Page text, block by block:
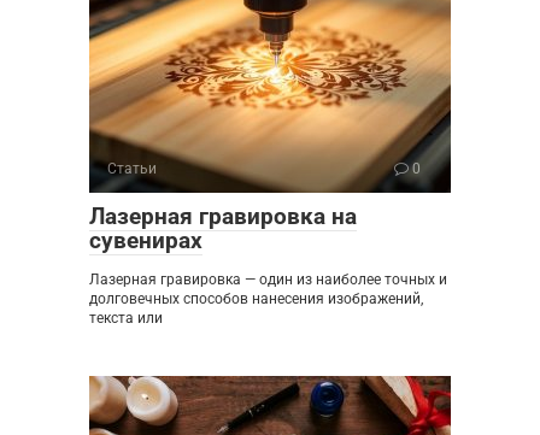
Статьи 0
Лазерная гравировка на
сувенирах
Лазерная гравировка — один из наиболее точных и
долговечных способов нанесения изображений,
текста или